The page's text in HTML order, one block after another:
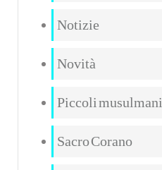
Notizie
Novità
Piccoli musulmani
Sacro Corano